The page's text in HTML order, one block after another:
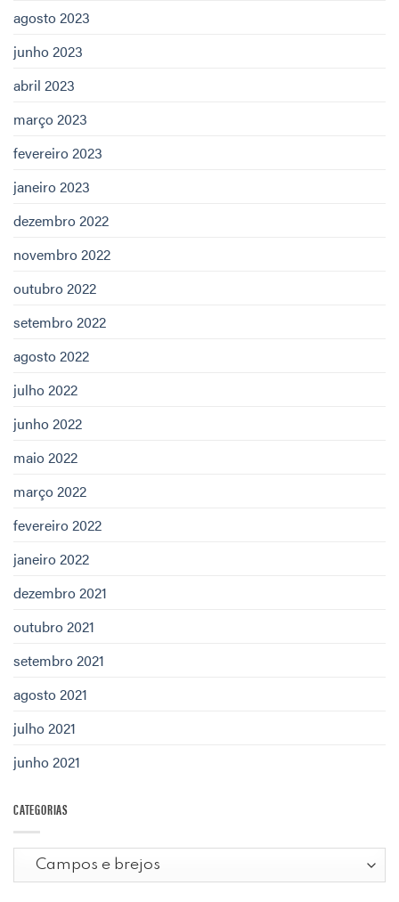
agosto 2023
junho 2023
abril 2023
março 2023
fevereiro 2023
janeiro 2023
dezembro 2022
novembro 2022
outubro 2022
setembro 2022
agosto 2022
julho 2022
junho 2022
maio 2022
março 2022
fevereiro 2022
janeiro 2022
dezembro 2021
outubro 2021
setembro 2021
agosto 2021
julho 2021
junho 2021
CATEGORIAS
Categorias